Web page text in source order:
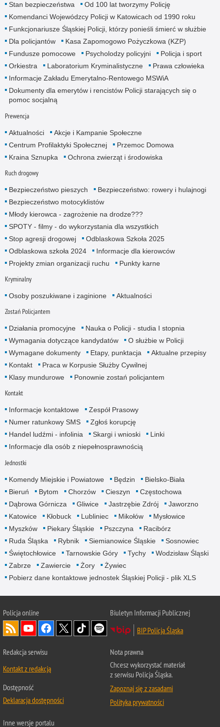
Stan bezpieczeństwa
Od 100 lat tworzymy Policję
Komendanci Wojewódzcy Policji w Katowicach od 1990 roku
Funkcjonariusze Śląskiej Policji, którzy ponieśli śmierć w służbie
Dla policjantów
Kasa Zapomogowo Pożyczkowa (KZP)
Fundusze pomocowe
Psycholodzy policyjni
Policja i sport
Orkiestra
Laboratorium Kryminalistyczne
Prawa człowieka
Informacje Zakładu Emerytalno-Rentowego MSWiA
Dokumenty dla emerytów i rencistów Policji starających się o
pomoc socjalną
Prewencja
Aktualności
Akcje i Kampanie Społeczne
Centrum Profilaktyki Społecznej
Przemoc Domowa
Kraina Sznupka
Ochrona zwierząt i środowiska
Ruch drogowy
Bezpieczeństwo pieszych
Bezpieczeństwo: rowery i hulajnogi
Bezpieczeństwo motocyklistów
Młody kierowca - zagrożenie na drodze???
SPOTY - filmy - do wykorzystania dla wszystkich
Stop agresji drogowej
Odblaskowa Szkoła 2025
Odblaskowa szkoła 2024
Informacje dla kierowców
Projekty zmian organizacji ruchu
Punkty karne
Kryminalny
Osoby poszukiwane i zaginione Aktualności
Zostań Policjantem
Działania promocyjne
Nauka o Policji - studia I stopnia
Wymagania dotyczące kandydatów
O służbie w Policji
Wymagane dokumenty
Etapy, punktacja
Aktualne przepisy
Kontakt
Praca w Korpusie Służby Cywilnej
Klasy mundurowe
Ponownie zostań policjantem
Kontakt
Informacje kontaktowe
Zespół Prasowy
Numer ratunkowy SMS
Zgłoś korupcję
Handel ludźmi - infolinia
Skargi i wnioski
Linki
Informacje dla osób z niepełnosprawnością
Jednostki
Komendy Miejskie i Powiatowe Będzin
Bielsko-Biała
Bieruń
Bytom Chorzów Cieszyn
Częstochowa
Dąbrowa Górnicza
Gliwice Jastrzębie Zdrój
Jaworzno
Katowice
Kłobuck Lubliniec Mikołów
Mysłowice
Myszków
Piekary Śląskie Pszczyna
Racibórz
Ruda Śląska
Rybnik Siemianowice Śląskie
Sosnowiec
Świętochłowice
Tarnowskie Góry Tychy
Wodzisław Śląski
Zabrze
Zawiercie Żory
Żywiec
Pobierz dane kontaktowe jednostek Śląskiej Policji - plik XLS
Policja online
Biuletyn Informacji Publicznej
BIP Policja Śląska
Redakcja serwisu
Kontakt z redakcją
Dostępność
Deklaracja dostępności
Nota prawna
Chcesz wykorzystać materiał
z serwisu Policja Śląska.
Zapoznaj się z zasadami
Polityka prywatności
Inne wersje portalu